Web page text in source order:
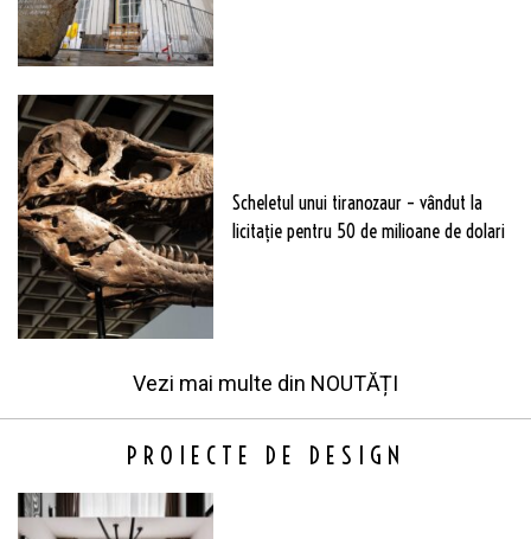
Scheletul unui tiranozaur – vândut la
licitație pentru 50 de milioane de dolari
Vezi mai multe din NOUTĂȚI
PROIECTE DE DESIGN